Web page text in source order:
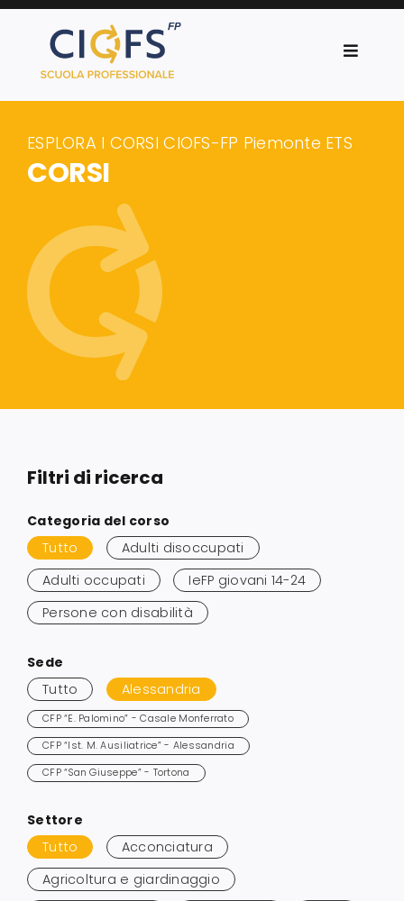
Salta
contenuto
Toggle
CIOFS-FP Piemonte
Corsi
News
Orientamento
Servizi al lavoro
Richiedi informazioni
ESPLORA I CORSI CIOFS-FP Piemonte ETS
CORSI
Filtri di ricerca
ai
risultati
Categoria del corso
Tutto
Adulti disoccupati
Adulti occupati
IeFP giovani 14-24
Persone con disabilità
ai
risultati
Sede
Tutto
Alessandria
CFP “E. Palomino” - Casale Monferrato
CFP “Ist. M. Ausiliatrice” - Alessandria
CFP “San Giuseppe” - Tortona
ai
risultati
Settore
Tutto
Acconciatura
Agricoltura e giardinaggio